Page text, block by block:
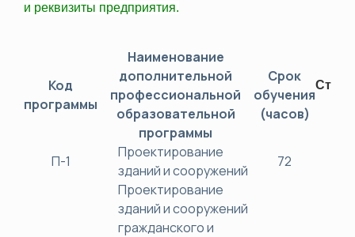
и реквизиты предприятия.
Код
программы
Наименование
дополнительной
профессиональной
образовательной
программы
Срок
обучения
(часов)
П-1
Проектирование
зданий и сооружений
72
Проектирование
зданий и сооружений
гражданского и